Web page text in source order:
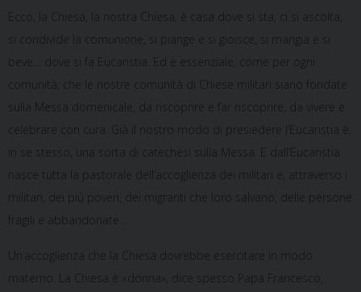
Ecco, la Chiesa, la nostra Chiesa, è casa dove si sta, ci si ascolta,
si condivide la comunione, si piange e si gioisce, si mangia e si
beve… dove si fa Eucaristia. Ed è essenziale, come per ogni
comunità, che le nostre comunità di Chiese militari siano fondate
sulla Messa domenicale, da riscoprire e far riscoprire, da vivere e
celebrare con cura. Già il nostro modo di presiedere l’Eucaristia è,
in se stesso, una sorta di catechesi sulla Messa. E dall’Eucaristia
nasce tutta la pastorale dell’accoglienza dei militari e, attraverso i
militari, dei più poveri, dei migranti che loro salvano, delle persone
fragili e abbandonate…
Un’accoglienza che la Chiesa dovrebbe esercitare in modo
materno. La Chiesa è «donna», dice spesso Papa Francesco,